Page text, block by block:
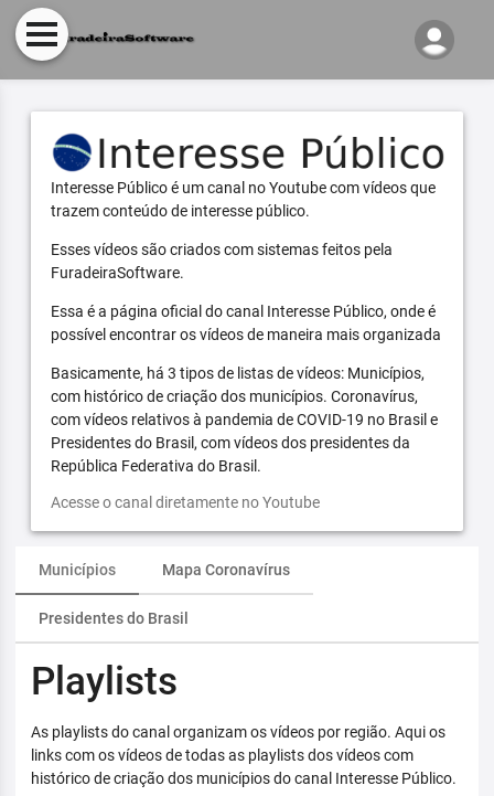
Interesse Público é um canal no Youtube com vídeos que
trazem conteúdo de interesse público.
Esses vídeos são criados com sistemas feitos pela
FuradeiraSoftware.
Essa é a página oficial do canal Interesse Público, onde é
possível encontrar os vídeos de maneira mais organizada
Basicamente, há 3 tipos de listas de vídeos: Municípios,
com histórico de criação dos municípios. Coronavírus,
com vídeos relativos à pandemia de COVID-19 no Brasil e
Presidentes do Brasil, com vídeos dos presidentes da
República Federativa do Brasil.
Acesse o canal diretamente no Youtube
Municípios Mapa Coronavírus
Presidentes do Brasil
Playlists
As playlists do canal organizam os vídeos por região. Aqui os
links com os vídeos de todas as playlists dos vídeos com
histórico de criação dos municípios do canal Interesse Público.